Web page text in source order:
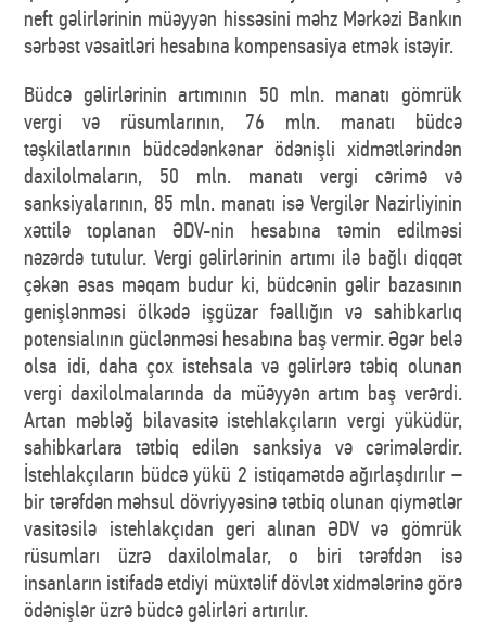
neft gəlirlərinin müəyyən hissəsini məhz Mərkəzi Bankın
sərbəst vəsaitləri hesabına kompensasiya etmək istəyir.
Büdcə gəlirlərinin artımının 50 mln. manatı gömrük
vergi və rüsumlarının, 76 mln. manatı büdcə
təşkilatlarının büdcədənkənar ödənişli xidmətlərindən
daxilolmaların, 50 mln. manatı vergi cərimə və
sanksiyalarının, 85 mln. manatı isə Vergilər Nazirliyinin
xəttilə toplanan ƏDV-nin hesabına təmin edilməsi
nəzərdə tutulur. Vergi gəlirlərinin artımı ilə bağlı diqqət
çəkən əsas məqam budur ki, büdcənin gəlir bazasının
genişlənməsi ölkədə işgüzar fəallığın və sahibkarlıq
potensialının güclənməsi hesabına baş vermir. Əgər belə
olsa idi, daha çox istehsala və gəlirlərə təbiq olunan
vergi daxilolmalarında da müəyyən artım baş verərdi.
Artan məbləğ bilavasitə istehlakçıların vergi yüküdür,
sahibkarlara tətbiq edilən sanksiya və cərimələrdir.
İstehlakçıların büdcə yükü 2 istiqamətdə ağırlaşdırılır –
bir tərəfdən məhsul dövriyyəsinə tətbiq olunan qiymətlər
vasitəsilə istehlakçıdan geri alınan ƏDV və gömrük
rüsumları üzrə daxilolmalar, o biri tərəfdən isə
insanların istifadə etdiyi müxtəlif dövlət xidmələrinə görə
ödənişlər üzrə büdcə gəlirləri artırılır.